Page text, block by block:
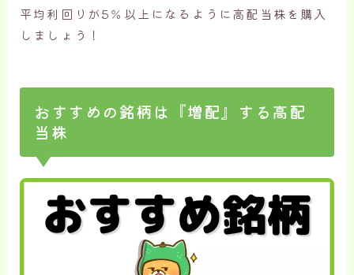
平均利回りが5％以上になるように高配当株を購入
しましょう！
おすすめの銘柄は『増配』する高配
当株